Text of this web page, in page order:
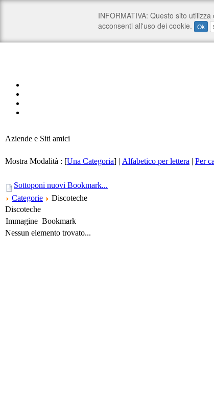
Aziende e Siti amici
Mostra Modalità : [Una Categoria] | Alfabetico per lettera | Per
Sottoponi nuovi Bookmark...
Categorie
Discoteche
Discoteche
Immagine Bookmark
Nessun elemento trovato...